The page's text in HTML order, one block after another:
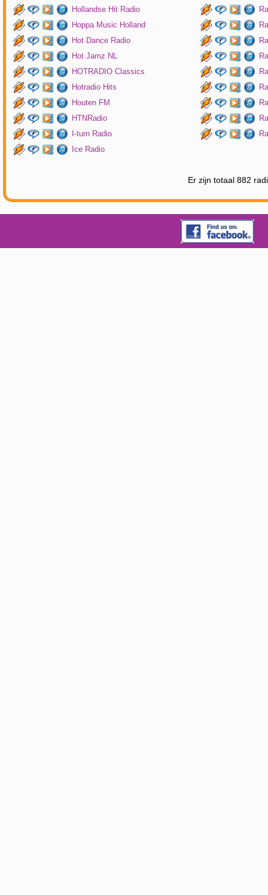
Hollandse Hit Radio
Hoppa Music Holland
Hot Dance Radio
Hot Jamz NL
HOTRADIO Classics
Hotradio Hits
Houten FM
HTNRadio
I-turn Radio
Ice Radio
Er zijn totaal 882